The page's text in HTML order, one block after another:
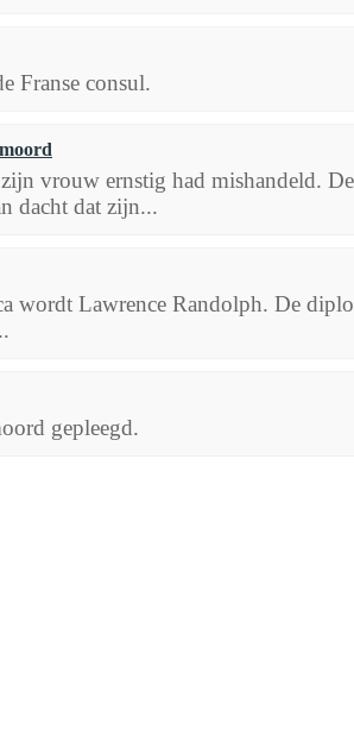
Franse consul.
vrouw ernstig had mishandeld.
dacht dat zijn...
wordt Lawrence Randolph. De
gepleegd.